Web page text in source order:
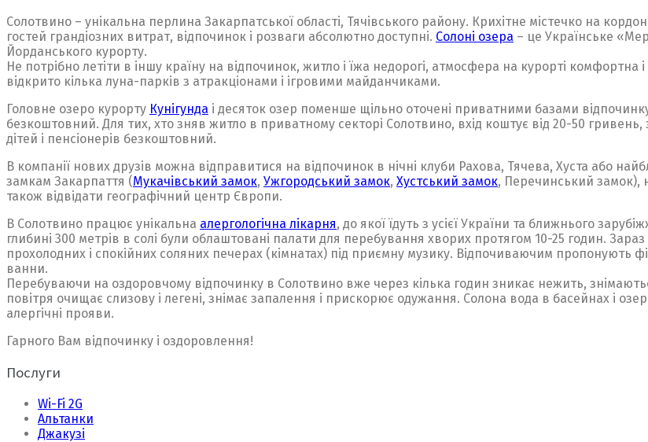
Солотвино – унікальна перлина Закарпатської області, Тячівського району. Крихітне містечко на
гостей грандіозних витрат, відпочинок і розваги абсолютно доступні. Солоні озера – це Українське
Йорданського курорту.
Не потрібно летіти в іншу країну на відпочинок, житло і їжа недорогі, атмосфера на курорті
відкрито кілька луна-парків з атракціонами і ігровими майданчиками.
Головне озеро курорту Кунігунда і десяток озер поменше щільно оточені приватними базами
безкоштовний. Для тих, хто зняв житло в приватному секторі Солотвино, вхід коштує від 20-50 гривень,
дітей і пенсіонерів безкоштовний.
В компанії нових друзів можна відправитися на відпочинок в нічні клуби Рахова, Тячева, Хуста або
замкам Закарпаття (Мукачівський замок, Ужгородський замок, Хустський замок, Перечинський замок),
також відвідати географічний центр Європи.
В Солотвино працює унікальна алергологічна лікарня, до якої їдуть з усієї України та ближнього
глибині 300 метрів в солі були облаштовані палати для перебування хворих протягом 10-25 годин. Зараз
прохолодних і спокійних соляних печерах (кімнатах) під приємну музику. Відпочиваючим пропонують
ванни.
Перебуваючи на оздоровчому відпочинку в Солотвино вже через кілька годин зникає нежить,
повітря очищає слизову і легені, знімає запалення і прискорює одужання. Солона вода в басейнах і
алергічні прояви.
Гарного Вам відпочинку і оздоровлення!
Послуги
Wi-Fi 2G
Альтанки
Джакузі